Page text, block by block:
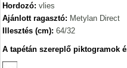
Hordozó: vlies
Ajánlott ragasztó: Metylan Direct
Illesztés (cm): 64/32
A tapétán szereplő piktogramok